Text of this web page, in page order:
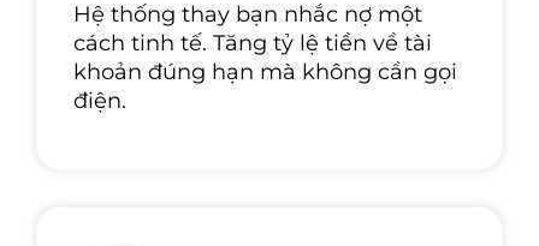
Hệ thống thay bạn nhắc nợ một
cách tinh tế. Tăng tỷ lệ tiền về tài
khoản đúng hạn mà không cần gọi
điện.